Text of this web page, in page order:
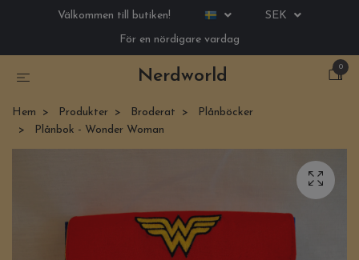
Välkommen till butiken!
SEK
För en nördigare vardag
Nerdworld
0
Hem Produkter Broderat
Plånböcker
Plånbok - Wonder Woman